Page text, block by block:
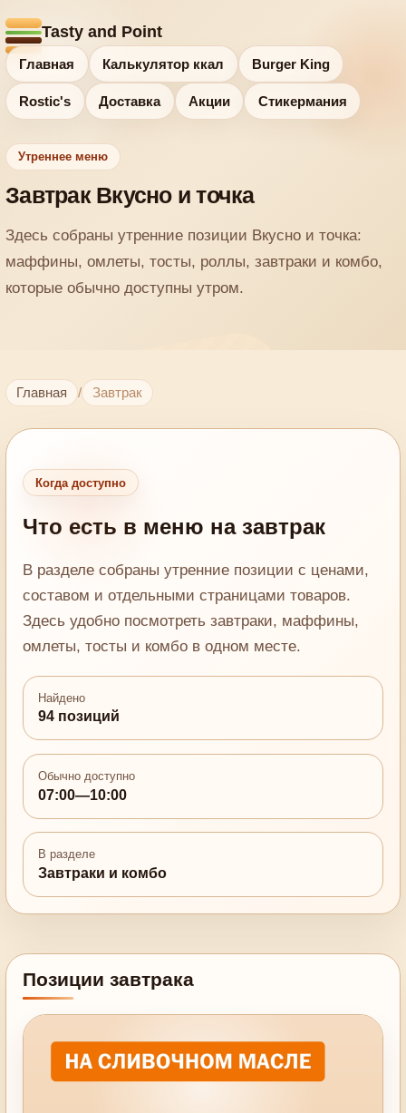
Tasty and Point
Главная Калькулятор ккал Burger King
Rostic's Доставка Акции Стикермания
Утреннее меню
Завтрак Вкусно и точка
Здесь собраны утренние позиции Вкусно и точка:
маффины, омлеты, тосты, роллы, завтраки и комбо,
которые обычно доступны утром.
Главная / Завтрак
Когда доступно
Что есть в меню на завтрак
В разделе собраны утренние позиции с ценами,
составом и отдельными страницами товаров.
Здесь удобно посмотреть завтраки, маффины,
омлеты, тосты и комбо в одном месте.
Найдено
94 позиций
Обычно доступно
07:00—10:00
В разделе
Завтраки и комбо
Позиции завтрака